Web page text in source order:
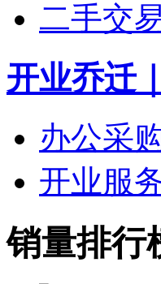
二手交
开业乔迁
办公采
开业服
销量排行